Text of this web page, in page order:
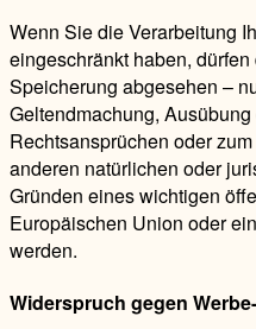
Wenn Sie die Verarbeitung
eingeschränkt haben,
Speicherung abgesehen –
Geltendmachung,
Rechtsansprüchen oder
anderen natürlichen oder
Gründen eines wichtigen
Europäischen Union oder
werden.
Widerspruch gegen